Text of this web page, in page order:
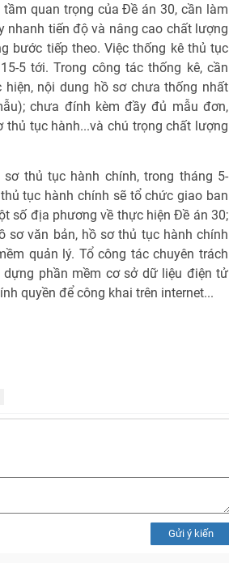
quan trọng của Đề án 30, cần làm
tiến độ và nâng cao chất lượng
bước tiếp theo. Việc thống kê thủ tục
5 tới. Trong công tác thống kê, cần
nội dung hồ sơ chưa thống nhất
chưa đính kèm đầy đủ mẫu đơn,
tục hành...và chú trọng chất lượng
thủ tục hành chính, trong tháng 5-
tục hành chính sẽ tổ chức giao ban
số địa phương về thực hiện Đề án 30;
sơ văn bản, hồ sơ thủ tục hành chính
quản lý. Tổ công tác chuyên trách
phần mềm cơ sở dữ liệu điện tử
quyền để công khai trên internet...
Gửi ý kiến